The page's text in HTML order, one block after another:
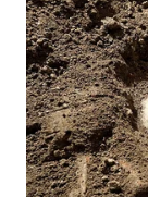
WN
BINJAI
WN
CIREBON
WN